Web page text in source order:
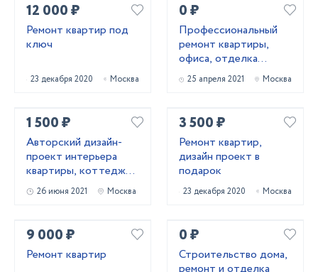
12 000 ₽
Ремонт квартир под
ключ
23 декабря 2020 Москва
0 ₽
Профессиональный
ремонт квартиры,
офиса, отделка
коттеджа
25 апреля 2021 Москва
1 500 ₽
Авторский дизайн-
проект интерьера
квартиры, коттеджа,
офиса.
26 июня 2021 Москва
3 500 ₽
Ремонт квартир,
дизайн проект в
подарок
23 декабря 2020 Москва
9 000 ₽
Ремонт квартир
0 ₽
Строительство дома,